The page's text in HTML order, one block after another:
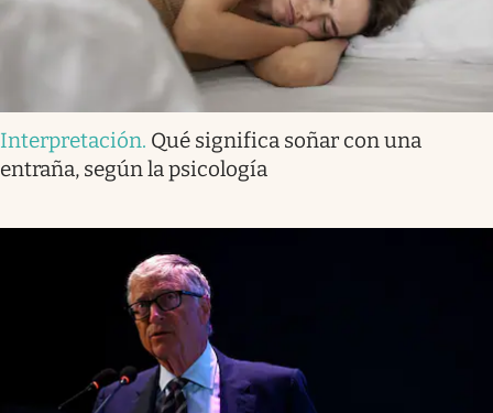
Interpretación. Qué significa soñar con una
entraña, según la psicología